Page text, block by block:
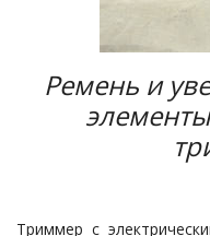
Ремень и
Триммер с